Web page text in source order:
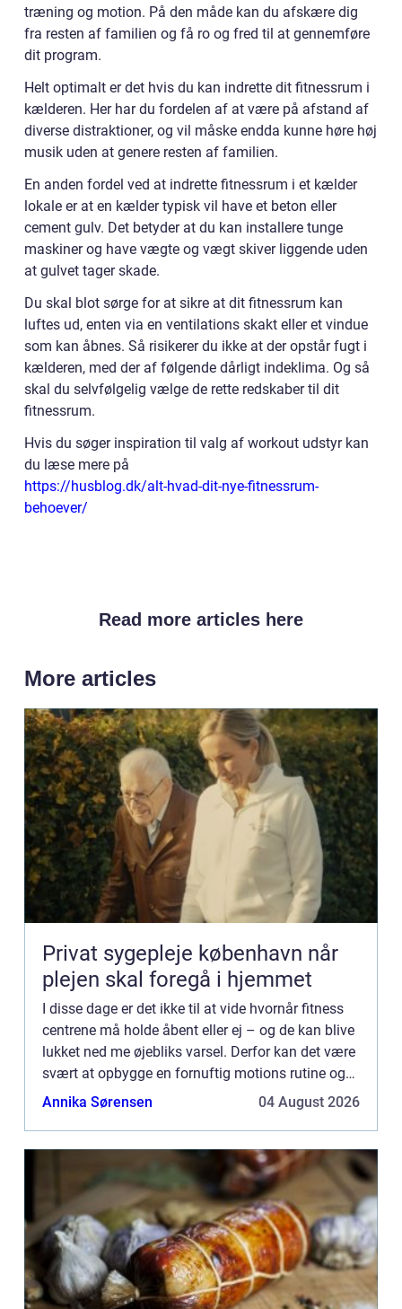
træning og motion. På den måde kan du afskære dig
fra resten af familien og få ro og fred til at gennemføre
dit program.
Helt optimalt er det hvis du kan indrette dit fitnessrum i
kælderen. Her har du fordelen af at være på afstand af
diverse distraktioner, og vil måske endda kunne høre høj
musik uden at genere resten af familien.
En anden fordel ved at indrette fitnessrum i et kælder
lokale er at en kælder typisk vil have et beton eller
cement gulv. Det betyder at du kan installere tunge
maskiner og have vægte og vægt skiver liggende uden
at gulvet tager skade.
Du skal blot sørge for at sikre at dit fitnessrum kan
luftes ud, enten via en ventilations skakt eller et vindue
som kan åbnes. Så risikerer du ikke at der opstår fugt i
kælderen, med der af følgende dårligt indeklima. Og så
skal du selvfølgelig vælge de rette redskaber til dit
fitnessrum.
Hvis du søger inspiration til valg af workout udstyr kan
du læse mere på
https://husblog.dk/alt-hvad-dit-nye-fitnessrum-
behoever/
Read more articles here
More articles
Privat sygepleje københavn når
plejen skal foregå i hjemmet
I disse dage er det ikke til at vide hvornår fitness
centrene må holde åbent eller ej – og de kan blive
lukket ned me øjebliks varsel. Derfor kan det være
svært at opbygge en fornuftig motions rutine og
opn&...
Annika Sørensen 04 August 2026